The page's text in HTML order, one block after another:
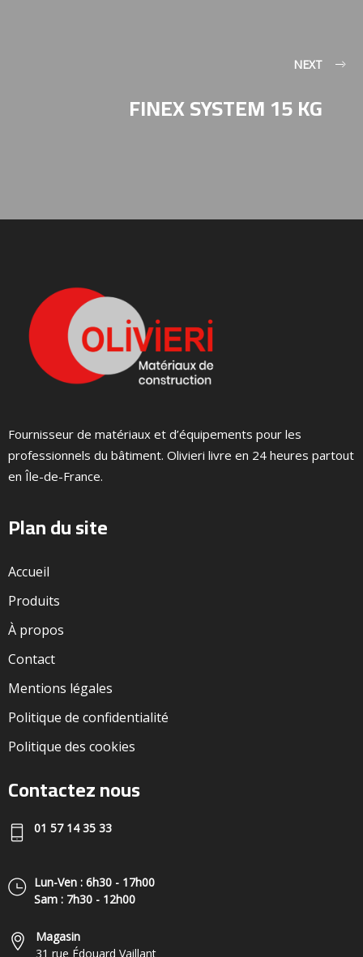
NEXT
FINEX SYSTEM 15 KG
Fournisseur de matériaux et d’équipements pour les
professionnels du bâtiment. Olivieri livre en 24 heures partout
en Île-de-France.
Plan du site
Accueil
Produits
À propos
Contact
Mentions légales
Politique de confidentialité
Politique des cookies
Contactez nous
01 57 14 35 33
Lun-Ven : 6h30 - 17h00
Sam : 7h30 - 12h00
Magasin
31 rue Édouard Vaillant